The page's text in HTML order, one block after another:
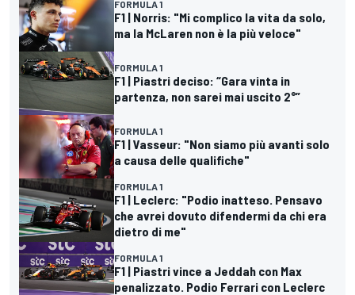
FORMULA 1
F1 | Norris: "Mi complico la vita da solo,
ma la McLaren non è la più veloce"
FORMULA 1
F1 | Piastri deciso: “Gara vinta in
partenza, non sarei mai uscito 2°”
FORMULA 1
F1 | Vasseur: "Non siamo più avanti solo
a causa delle qualifiche"
FORMULA 1
F1 | Leclerc: "Podio inatteso. Pensavo
che avrei dovuto difendermi da chi era
dietro di me"
FORMULA 1
F1 | Piastri vince a Jeddah con Max
penalizzato. Podio Ferrari con Leclerc